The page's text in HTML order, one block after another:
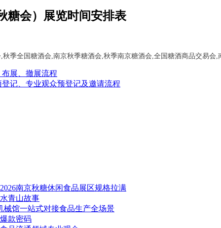
糖会）展览时间安排表
展、撤展流程
记、专业观众预登记及邀请流程
南京秋糖休闲食品展区规格拉满
青山故事
械馆一站式对接食品生产全场景
款密码